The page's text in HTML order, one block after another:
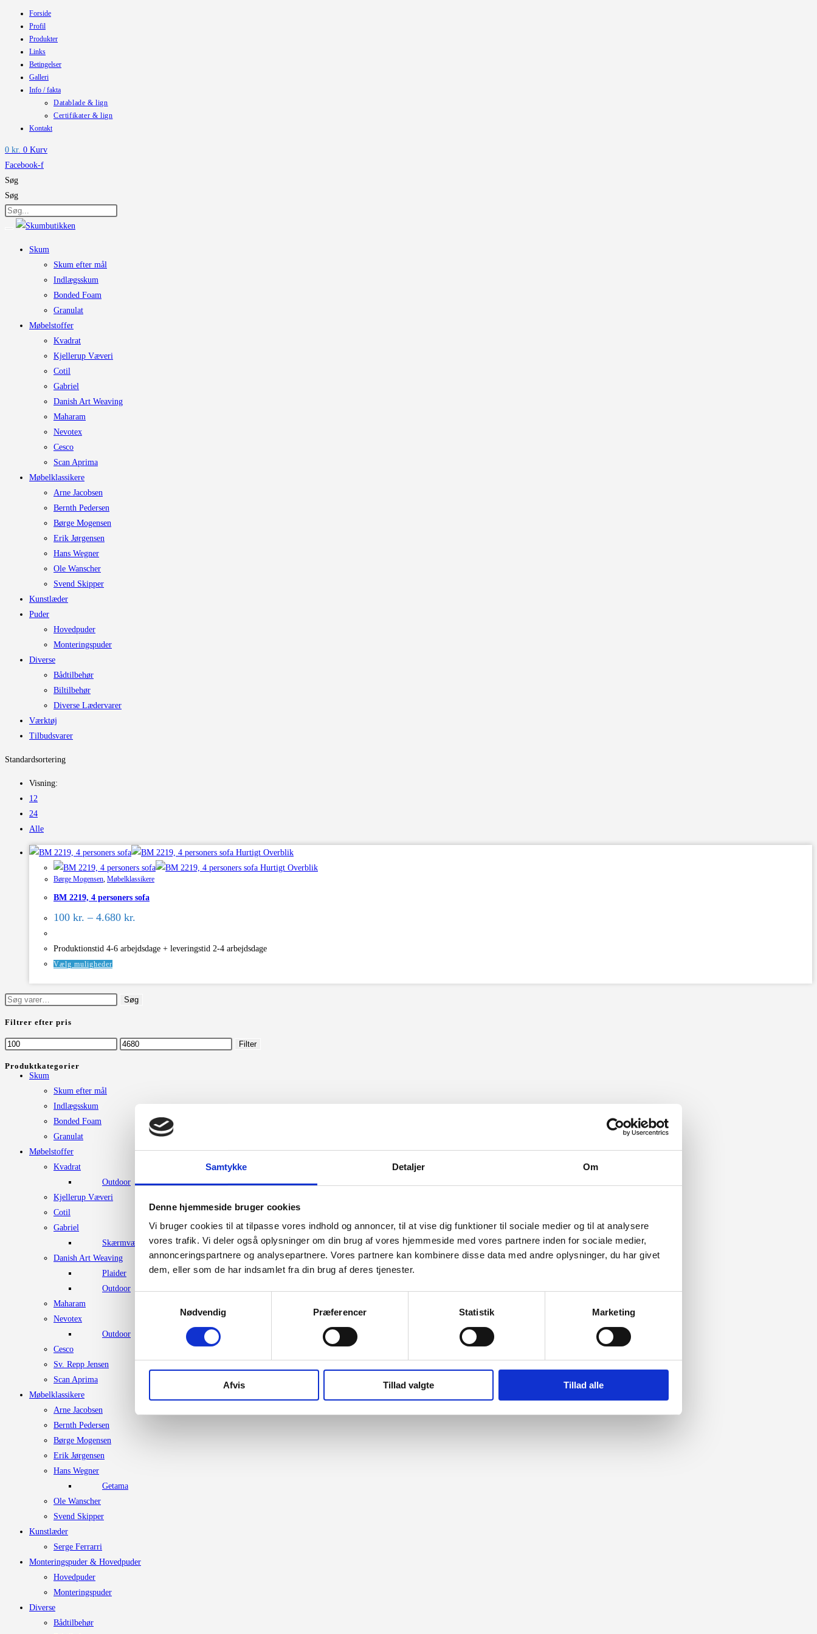
Samtykke Detaljer Om
Denne hjemmeside bruger cookies
Vi bruger cookies til at tilpasse vores indhold og annoncer, til at vise dig funktioner til sociale medier og til at analysere
vores trafik. Vi deler også oplysninger om din brug af vores hjemmeside med vores partnere inden for sociale medier,
annonceringspartnere og analysepartnere. Vores partnere kan kombinere disse data med andre oplysninger, du har givet
dem, eller som de har indsamlet fra din brug af deres tjenester.
Nødvendig
Præferencer Statistik Marketing
Afvis Tillad valgte Tillad alle
Forside
Profil
Produkter
Links
Betingelser
Galleri
Info / fakta
Datablade & lign
Certifikater & lign
Kontakt
0 kr. 0 Kurv
Facebook-f
Søg
Søg
Skum
Skum efter mål
Indlægsskum
Bonded Foam
Granulat
Møbelstoffer
Kvadrat
Kjellerup Væveri
Cotil
Gabriel
Danish Art Weaving
Maharam
Nevotex
Cesco
Scan Aprima
Møbelklassikere
Arne Jacobsen
Bernth Pedersen
Børge Mogensen
Erik Jørgensen
Hans Wegner
Ole Wanscher
Svend Skipper
Kunstlæder
Puder
Hovedpuder
Monteringspuder
Diverse
Bådtilbehør
Biltilbehør
Diverse Lædervarer
Værktøj
Tilbudsvarer
Standardsortering
Visning:
12
24
Alle
Hurtigt Overblik
Hurtigt Overblik
Børge Mogensen, Møbelklassikere
BM 2219, 4 personers sofa
100 kr. – 4.680 kr.
4.680 kr.
Produktionstid 4-6 arbejdsdage + leveringstid 2-4 arbejdsdage
Vælg muligheder
har
flere
Mulighederne
Søg
Søg
Filtrer efter pris
Mindste
Højeste
Filter
Produktkategorier
Skum
Skum efter mål
Indlægsskum
Bonded Foam
Granulat
Møbelstoffer
Kvadrat
Outdoor
Kjellerup Væveri
Cotil
Gabriel
Skærmvægstof
Danish Art Weaving
Plaider
Outdoor
Maharam
Nevotex
Outdoor
Cesco
Sv. Repp Jensen
Scan Aprima
Møbelklassikere
Arne Jacobsen
Bernth Pedersen
Børge Mogensen
Erik Jørgensen
Hans Wegner
Getama
Ole Wanscher
Svend Skipper
Kunstlæder
Serge Ferrarri
Monteringspuder & Hovedpuder
Hovedpuder
Monteringspuder
Diverse
Bådtilbehør